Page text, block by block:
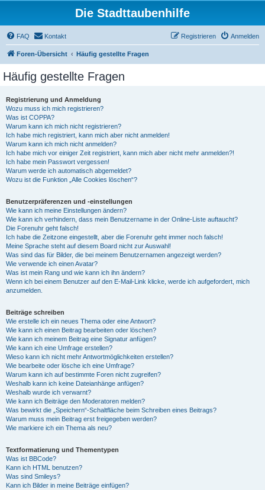
Die Stadttaubenhilfe
FAQ Kontakt Anmelden
Registrieren
Foren-Übersicht Häufig gestellte Fragen
Häufig gestellte Fragen
Registrierung und Anmeldung
Wozu muss ich mich registrieren?
Was ist COPPA?
Warum kann ich mich nicht registrieren?
Ich habe mich registriert, kann mich aber nicht anmelden!
Warum kann ich mich nicht anmelden?
Ich habe mich vor einiger Zeit registriert, kann mich aber nicht mehr anmelden?!
Ich habe mein Passwort vergessen!
Warum werde ich automatisch abgemeldet?
Wozu ist die Funktion „Alle Cookies löschen“?
Benutzerpräferenzen und -einstellungen
Wie kann ich meine Einstellungen ändern?
Wie kann ich verhindern, dass mein Benutzername in der Online-Liste auftaucht?
Die Forenuhr geht falsch!
Ich habe die Zeitzone eingestellt, aber die Forenuhr geht immer noch falsch!
Meine Sprache steht auf diesem Board nicht zur Auswahl!
Was sind das für Bilder, die bei meinem Benutzernamen angezeigt werden?
Wie verwende ich einen Avatar?
Was ist mein Rang und wie kann ich ihn ändern?
Wenn ich bei einem Benutzer auf den E-Mail-Link klicke, werde ich aufgefordert, mich
anzumelden.
Beiträge schreiben
Wie erstelle ich ein neues Thema oder eine Antwort?
Wie kann ich einen Beitrag bearbeiten oder löschen?
Wie kann ich meinem Beitrag eine Signatur anfügen?
Wie kann ich eine Umfrage erstellen?
Wieso kann ich nicht mehr Antwortmöglichkeiten erstellen?
Wie bearbeite oder lösche ich eine Umfrage?
Warum kann ich auf bestimmte Foren nicht zugreifen?
Weshalb kann ich keine Dateianhänge anfügen?
Weshalb wurde ich verwarnt?
Wie kann ich Beiträge den Moderatoren melden?
Was bewirkt die „Speichern“-Schaltfläche beim Schreiben eines Beitrags?
Warum muss mein Beitrag erst freigegeben werden?
Wie markiere ich ein Thema als neu?
Textformatierung und Thementypen
Was ist BBCode?
Kann ich HTML benutzen?
Was sind Smileys?
Kann ich Bilder in meine Beiträge einfügen?